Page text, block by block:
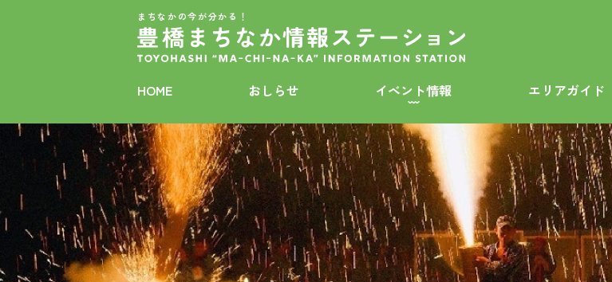
まちなかの今が分かる！
HOME おしらせ イベント情報 エリアガイド